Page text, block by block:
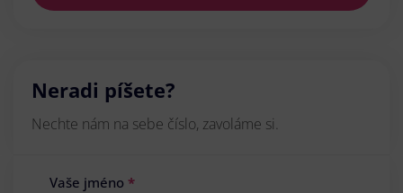
Neradi píšete?
Nechte nám na sebe číslo, zavoláme si.
Vaše jméno *